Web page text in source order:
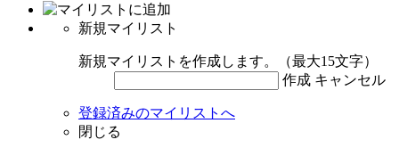
新規マイリスト
新規マイリストを作成します。（最大15文字）
作成 キャンセル
登録済みのマイリストへ
閉じる